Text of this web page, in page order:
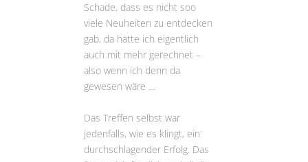
Schade, dass es nicht soo
viele Neuheiten zu entdecken
gab, da hätte ich eigentlich
auch mit mehr gerechnet –
also wenn ich denn da
gewesen wäre …
Das Treffen selbst war
jedenfalls, wie es klingt, ein
durchschlagender Erfolg. Das